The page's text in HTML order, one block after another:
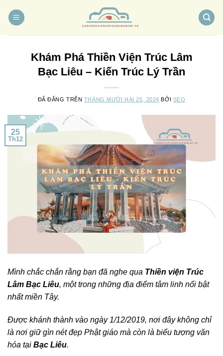
đến
Khám Phá Thiền Viện Trúc Lâm
Bạc Liêu – Kiến Trúc Lý Trần
ĐÃ ĐĂNG TRÊN THÁNG MƯỜI HAI 25, 2024 BỞI SEO
25
Th12
Mình chắc chắn rằng bạn đã nghe qua Thiền viện Trúc
Lâm Bạc Liêu, một trong những địa điểm tâm linh nổi bật
nhất miền Tây.
Được khánh thành vào ngày 1/12/2019, nơi đây không chỉ
là nơi giữ gìn nét đẹp Phật giáo mà còn là biểu tượng văn
hóa tại Bạc Liêu.